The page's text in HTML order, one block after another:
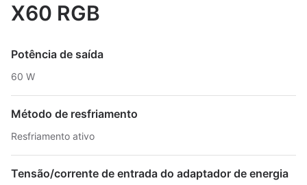
Perguntas frequentes
Transferir
X60 RGB
Potência de saída
60 W
Método de resfriamento
Resfriamento ativo
Tensão/corrente de entrada do adaptador de energia